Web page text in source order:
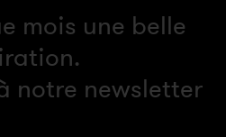
mois une belle
notre newsletter